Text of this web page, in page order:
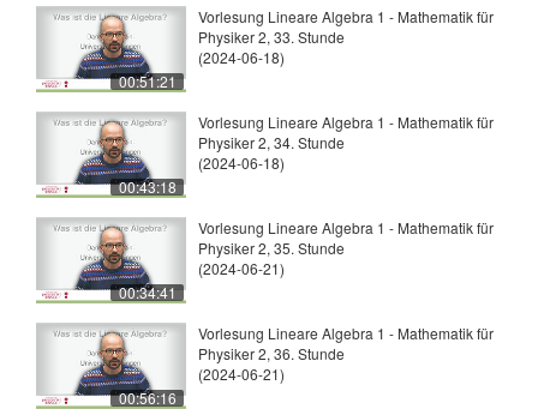
00:51:21
Vorlesung Lineare Algebra 1 - Mathematik für
Physiker 2, 33. Stunde
(2024-06-18)
00:43:18
Vorlesung Lineare Algebra 1 - Mathematik für
Physiker 2, 34. Stunde
(2024-06-18)
00:34:41
Vorlesung Lineare Algebra 1 - Mathematik für
Physiker 2, 35. Stunde
(2024-06-21)
00:56:16
Vorlesung Lineare Algebra 1 - Mathematik für
Physiker 2, 36. Stunde
(2024-06-21)